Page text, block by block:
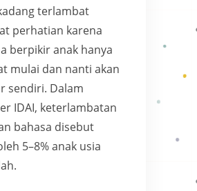
terlambat
perhatian karena
berpikir anak hanya
mulai dan nanti akan
sendiri. Dalam
IDAI, keterlambatan
bahasa disebut
5–8% anak usia